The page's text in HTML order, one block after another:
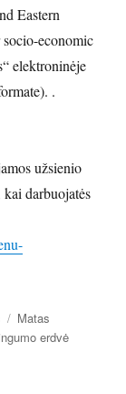
Eastern
economic
elektroninėje
.
užsienio
darbuojatės
Žymos
Matas
erdvė